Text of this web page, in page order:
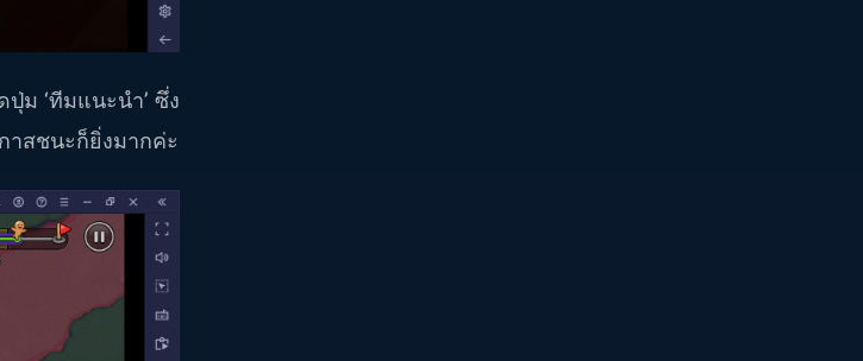
ม ‘ทีมแนะนำ’ ซึ่ง
าสชนะก็ยิ่งมากค่ะ